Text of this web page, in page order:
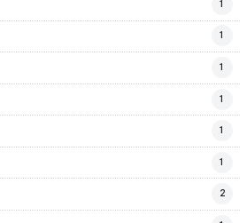
1
1
1
1
1
1
2